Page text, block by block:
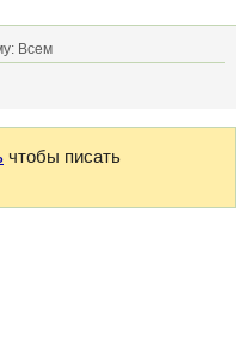
Всем
чтобы писать